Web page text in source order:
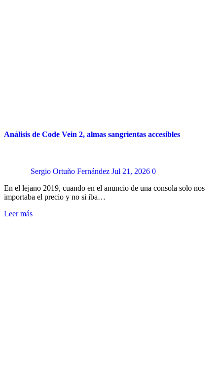
Análisis de Code Vein 2, almas sangrientas accesibles
Sergio Ortuño Fernández Jul 21, 2026 0
En el lejano 2019, cuando en el anuncio de una consola solo nos
importaba el precio y no si iba…
Leer más